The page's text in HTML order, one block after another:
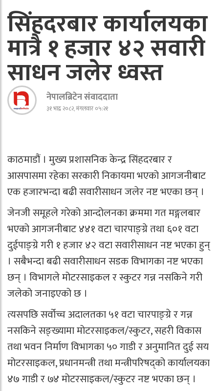
सिंहदरबार कार्यालयका
मात्रै १ हजार ४२ सवारी
साधन जलेर ध्वस्त
नेपालब्रिटेन संवाददाता
३१ भाद्र २०८२, मंगलवार ०५:२१
काठमाडौं । मुख्य प्रशासनिक केन्द्र सिंहदरबार र
आसपासमा रहेका सरकारी निकायमा भएको आगजनीबाट
एक हजारभन्दा बढी सवारीसाधन जलेर नष्ट भएका छन् ।
जेनजी समूहले गरेको आन्दोलनका क्रममा गत मङ्गलबार
भएको आगजनीबाट ४४१ वटा चारपाङ्ग्रे तथा ६०१ वटा
दुईपाङ्ग्रे गरी १ हजार ४२ वटा सवारीसाधन नष्ट भएका हुन्
। सबैभन्दा बढी सवारीसाधन सडक विभागका नष्ट भएका
छन् । विभागले मोटरसाइकल र स्कुटर गन्न नसकिने गरी
जलेको जनाइएको छ ।
त्यसपछि सर्वोच्च अदालतका ५१ वटा चारपाङ्ग्रे र गन्न
नसकिने सङ्ख्यामा मोटरसाइकल/स्कुटर, सहरी विकास
तथा भवन निर्माण विभागका ५० गाडी र अनुमानित दुई सय
मोटरसाइकल, प्रधानमन्त्री तथा मन्त्रीपरिषद्को कार्यालयका
४७ गाडी र ७४ मोटरसाइकल/स्कुटर नष्ट भएका छन् ।